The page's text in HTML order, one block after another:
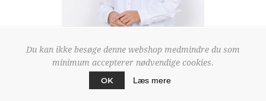
Du kan ikke besøge denne webshop medmindre du som
minimum accepterer nødvendige cookies.
OK
Læs mere